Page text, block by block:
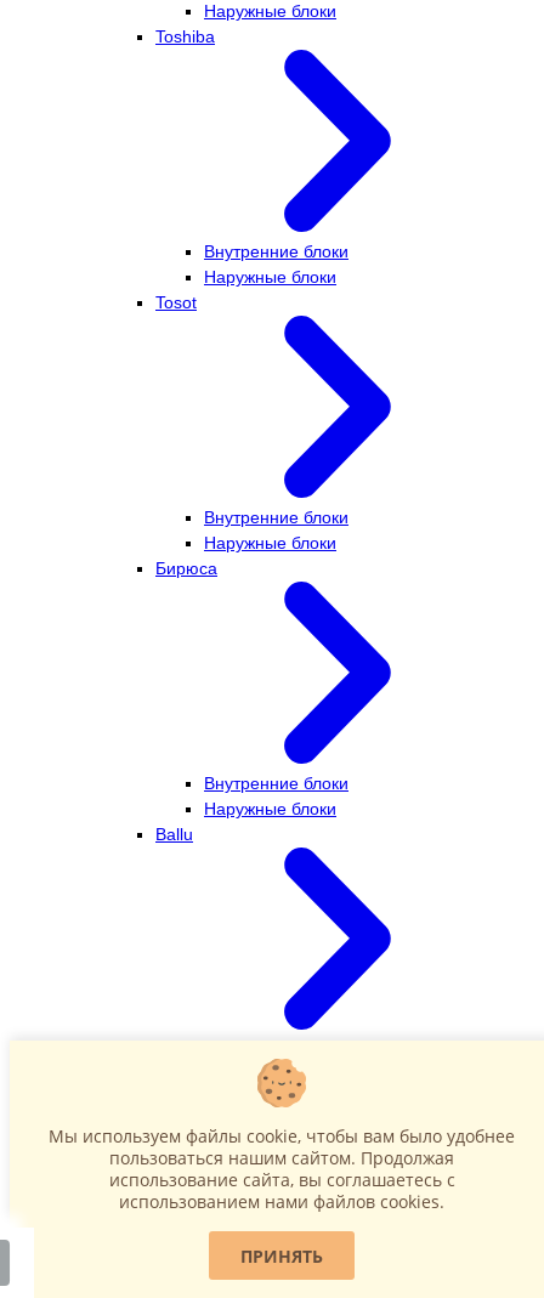
Наружные блоки
Toshiba
Внутренние блоки
Наружные блоки
Tosot
Внутренние блоки
Наружные блоки
Бирюса
Внутренние блоки
Наружные блоки
Ballu
Наружные блоки
Мы используем файлы cookie, чтобы вам было удобнее
пользоваться нашим сайтом. Продолжая
использование сайта, вы соглашаетесь c
использованием нами файлов cookies.
ПРИНЯТЬ